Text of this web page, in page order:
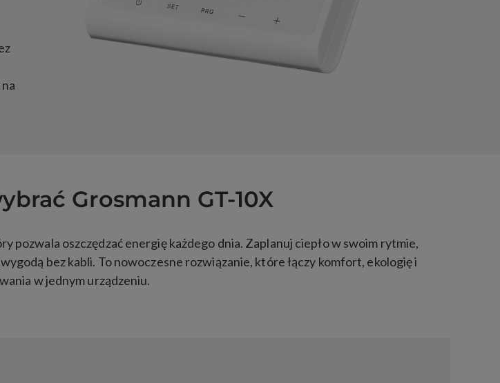
Grosmann GT-10X
oszczędzać energię każdego dnia. Zaplanuj ciepło w swoim rytmie,
bez kabli. To nowoczesne rozwiązanie, które łączy komfort, ekologię i
w jednym urządzeniu.